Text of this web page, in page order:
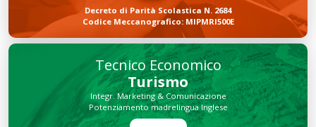
Decreto di Parità Scolastica N. 2684
Codice Meccanografico: MIPMRI500E
Tecnico Economico
Turismo
Integr. Marketing & Comunicazione
Potenziamento madrelingua Inglese